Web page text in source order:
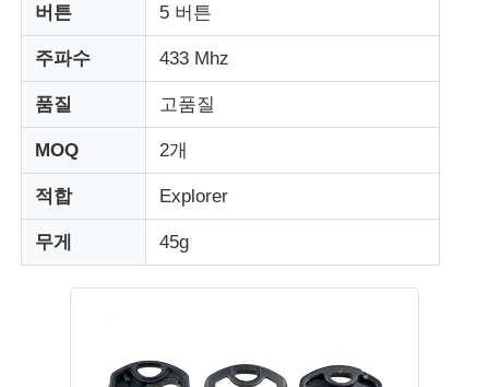
버튼 5 버튼
주파수 433 Mhz
품질 고품질
MOQ 2개
적합 Explorer
무게 45g